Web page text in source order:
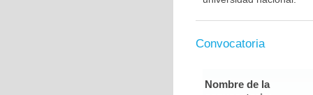
Convocatoria
Nombre de la